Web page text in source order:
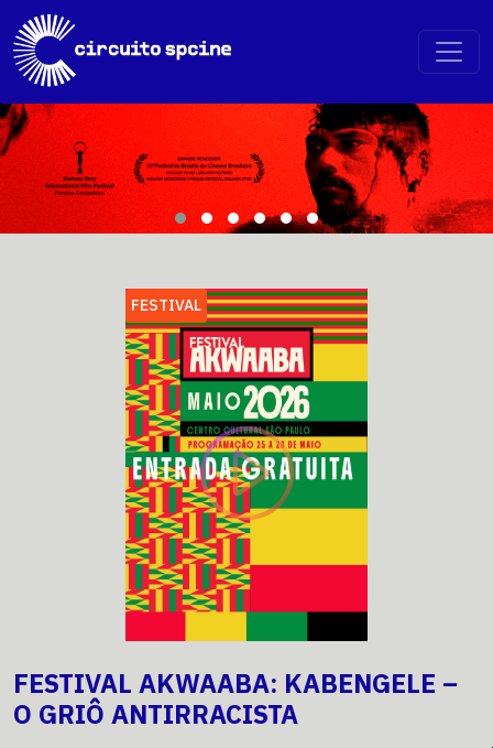
FESTIVAL
FESTIVAL AKWAABA: KABENGELE –
O GRIÔ ANTIRRACISTA